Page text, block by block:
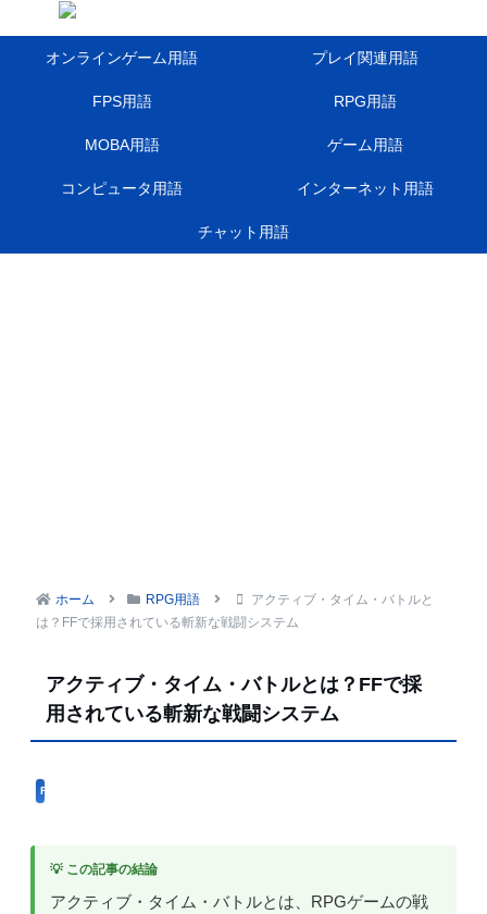
オンラインゲーム用語 プレイ関連用語
FPS用語 RPG用語
MOBA用語 ゲーム用語
コンピュータ用語 インターネット用語
チャット用語
ホーム RPG用語
アクティブ・タイム・バトルと
は？FFで採用されている斬新な戦闘システム
アクティブ・タイム・バトルとは？FFで採
用されている斬新な戦闘システム
RPG用語
💡 この記事の結論
アクティブ・タイム・バトルとは、RPGゲームの戦